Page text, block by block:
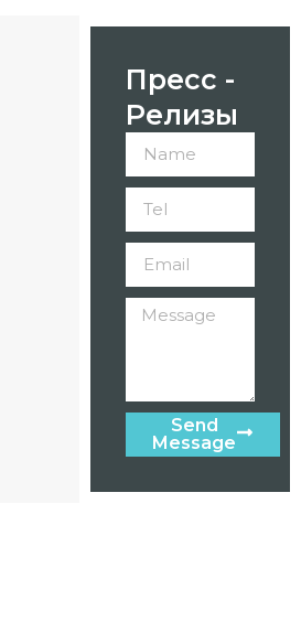
Пресс -
Релизы
Send
Message